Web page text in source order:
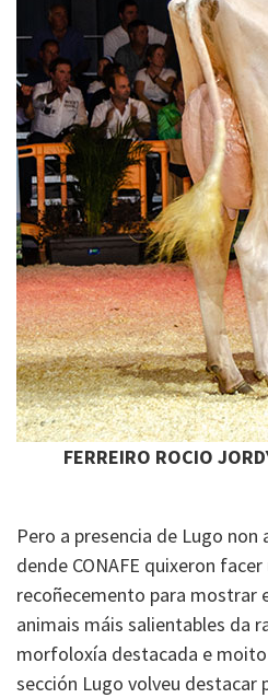
FERREIRO ROCIO
Pero a presencia de Lugo non
dende CONAFE quixeron
recoñecemento para mostrar
animais máis salientables da
morfoloxía destacada e
sección Lugo volveu destacar